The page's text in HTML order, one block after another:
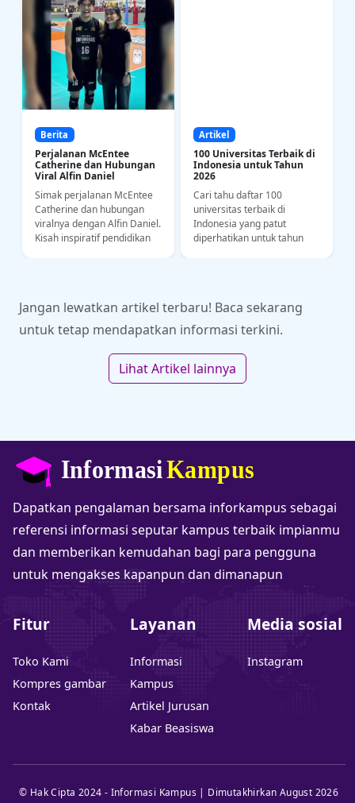
Berita
Perjalanan McEntee
Catherine dan Hubungan
Viral Alfin Daniel
Simak perjalanan McEntee
Catherine dan hubungan
viralnya dengan Alfin Daniel.
Kisah inspiratif pendidikan
Artikel
100 Universitas Terbaik di
Indonesia untuk Tahun
2026
Cari tahu daftar 100
universitas terbaik di
Indonesia yang patut
diperhatikan untuk tahun
Jangan lewatkan artikel terbaru! Baca sekarang
untuk tetap mendapatkan informasi terkini.
Lihat Artikel lainnya
Dapatkan pengalaman bersama inforkampus sebagai
referensi informasi seputar kampus terbaik impianmu
dan memberikan kemudahan bagi para pengguna
untuk mengakses kapanpun dan dimanapun
Fitur
Toko Kami
Kompres gambar
Kontak
Layanan
Informasi
Kampus
Artikel Jurusan
Kabar Beasiswa
Media sosial
Instagram
© Hak Cipta 2024 - Informasi Kampus | Dimutakhirkan August 2026